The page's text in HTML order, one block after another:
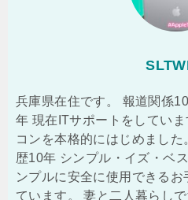
兵庫県在住です。 報道関係
年 現在ITサポートをしてい
コンを本格的にはじめまし
歴10年 シンプル・イズ・ベ
ンプルに安全に使用できるお
ています。 妻と二人暮らしで